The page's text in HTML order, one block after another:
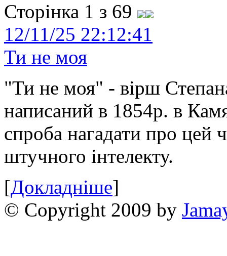
Сторінка 1 з 69
12/11/25 22:12:41
Ти не моя
"Ти не моя" - вірш
написаний в 1854р. в
спроба нагадати про цей
штучного інтелекту.
[Докладніше]
© Copyright 2009 by